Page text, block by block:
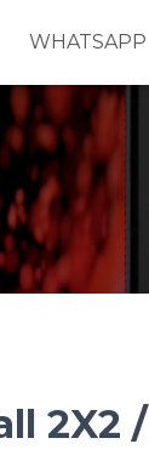
WHATSAPP
2X2 /